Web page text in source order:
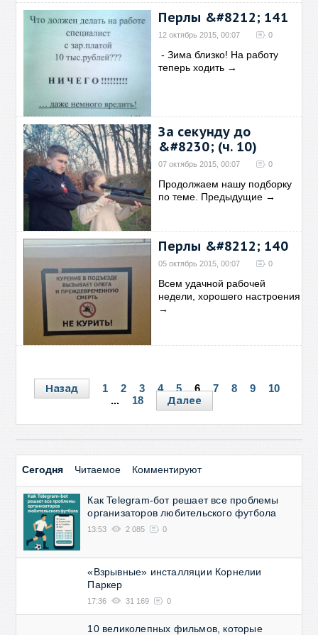
Перлы &#8212; 141
12 октябрь 2015, 00:07 0
- Зима близко! На работу
теперь ходить →
За секунду до
&#8230; (ч. 10)
07 октябрь 2015, 00:07 0
Продолжаем нашу подборку
по теме. Предыдущие →
Перлы &#8212; 140
05 октябрь 2015, 00:07 0
Всем удачной рабочей
недели, хорошего настроения
→
Назад 1 2 3 4 5 6 7 8 9
10
...
18 Далее
Сегодня Читаемое Комментируют
Как Telegram-бот решает все проблемы
организаторов любительского футбола
13:53 2 085 0
«Взрывные» инсталляции Корнелии
Паркер
17:36 31 169 0
10 великолепных фильмов, которые